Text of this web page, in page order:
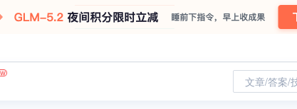
文章/答案/